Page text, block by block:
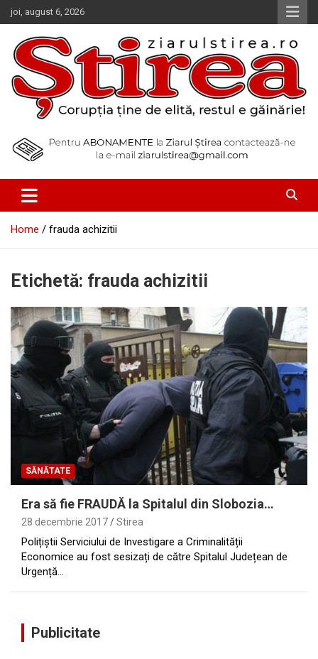
Skip
to
content
joi, august 6, 2026
Ziarul Știrea
Home frauda achizitii
Etichetă: frauda achizitii
SĂNĂTATE
Era să fie FRAUDĂ la Spitalul din Slobozia…
28 decembrie 2017 Stirea
Polițiștii Serviciului de Investigare a Criminalității
Economice au fost sesizați de către Spitalul Județean de
Urgență…
Publicitate